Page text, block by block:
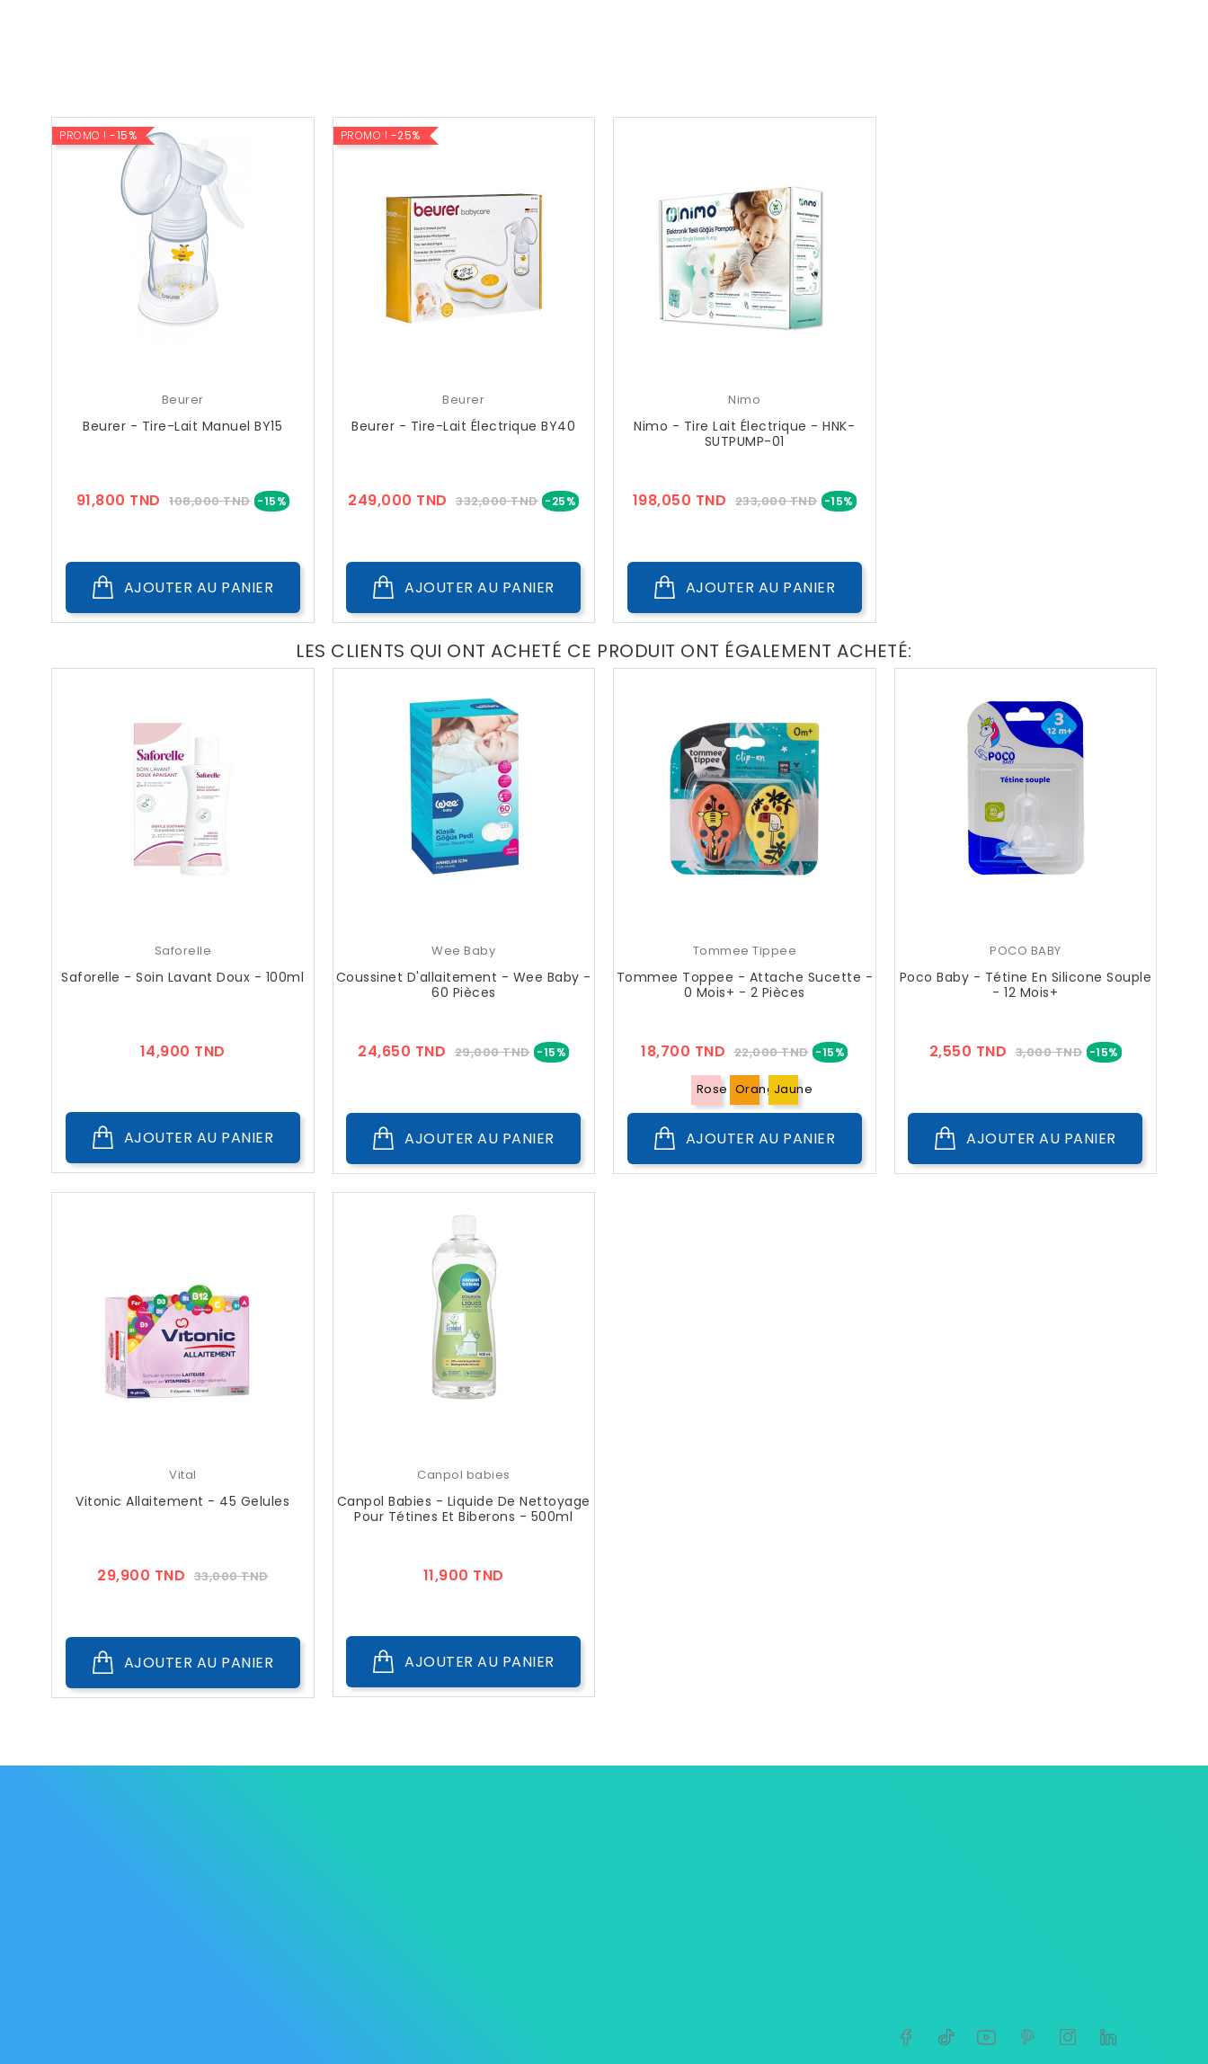
PROMO ! -15%
Beurer
Beurer - Tire-Lait Manuel BY15
91,800 TND Prix
108,000 TND -15%Prix
AJOUTER AU PANIER
PROMO ! -25%
Beurer
Beurer - Tire-Lait Électrique BY40
249,000 TND Prix
332,000 TND -25%Prix
AJOUTER AU PANIER
Nimo
Nimo - Tire Lait Électrique - HNK-
SUTPUMP-01
198,050 TND Prix
233,000 TND -15% Prix
AJOUTER AU PANIER
LES CLIENTS QUI ONT ACHETÉ CE PRODUIT ONT ÉGALEMENT ACHETÉ:
Saforelle
Saforelle - Soin Lavant Doux - 100ml
14,900 TND
AJOUTER AU PANIER
Wee Baby
Coussinet D'allaitement - Wee Baby -
60 Pièces
24,650 TND Prix
29,000 TND -15%Prix
AJOUTER AU PANIER
Tommee Tippee
Tommee Toppee - Attache Sucette -
0 Mois+ - 2 Pièces
18,700 TND Prix
Public
22,000 TND -15%Prix
Rose OrangeJaune
AJOUTER AU PANIER
POCO BABY
Poco Baby - Tétine En Silicone Souple
- 12 Mois+
2,550 TND Prix
3,000 TND -15% Prix
AJOUTER AU PANIER
Vital
Vitonic Allaitement - 45 Gelules
29,900 TND Prix
33,000 TNDPrix
AJOUTER AU PANIER
Canpol babies
Canpol Babies - Liquide De Nettoyage
Pour Tétines Et Biberons - 500ml
11,900 TND
AJOUTER AU PANIER